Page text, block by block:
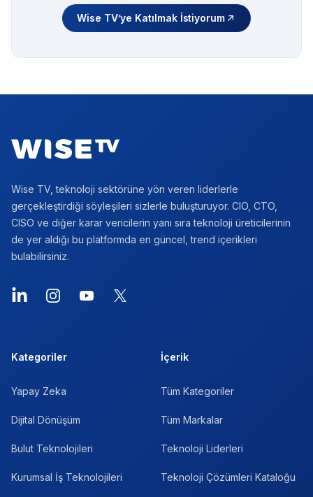
Wise TV’ye Katılmak İstiyorum
Wise TV, teknoloji sektörüne yön veren liderlerle
gerçekleştirdiği söyleşileri sizlerle buluşturuyor. CIO, CTO,
CISO ve diğer karar vericilerin yanı sıra teknoloji üreticilerinin
de yer aldığı bu platformda en güncel, trend içerikleri
bulabilirsiniz.
LinkedInInstagramYouTube
X
Kategoriler
Yapay Zeka
Dijital Dönüşüm
Bulut Teknolojileri
Kurumsal İş Teknolojileri
İçerik
Tüm Kategoriler
Tüm Markalar
Teknoloji Liderleri
Teknoloji Çözümleri Kataloğu